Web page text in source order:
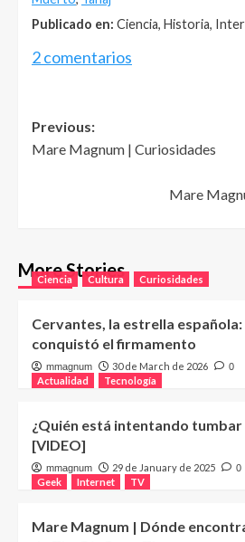
Publicado en: Ciencia, Historia,
2 comentarios
Post
navigation
Previous:
Mare Magnum | Curiosidades
Mare
More Stories
Ciencia Cultura Curiosidades
Cervantes, la estrella
conquistó el firmamento
mmagnum 30 de March de 2026 0
Actualidad Tecnología
¿Quién está intentando tumbar
[VIDEO]
mmagnum 29 de January de 2025 0
Geek Internet TV
Mare Magnum | Dónde